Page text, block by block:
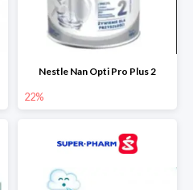
Nestle Nan Opti Pro Plus 2
22%